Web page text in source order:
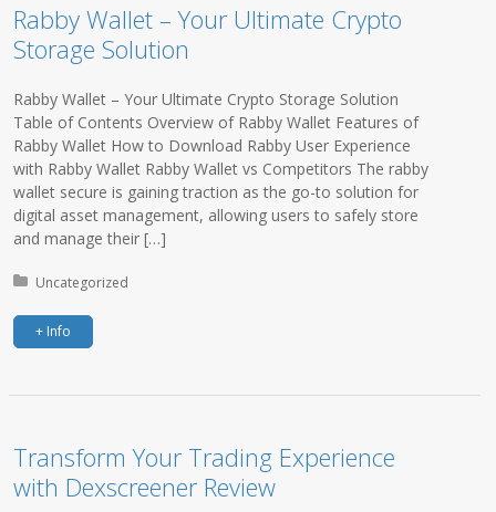
Rabby Wallet – Your Ultimate Crypto
Storage Solution
Rabby Wallet – Your Ultimate Crypto Storage Solution
Table of Contents Overview of Rabby Wallet Features of
Rabby Wallet How to Download Rabby User Experience
with Rabby Wallet Rabby Wallet vs Competitors The rabby
wallet secure is gaining traction as the go-to solution for
digital asset management, allowing users to safely store
and manage their […]
Posted in:
Uncategorized
+ Info
Transform Your Trading Experience
with Dexscreener Review